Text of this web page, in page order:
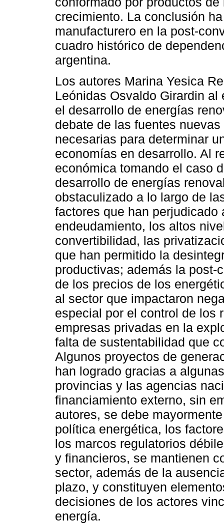
crecimiento. La conclusión
manufacturero en la post-
cuadro histórico de
argentina.
Los autores Marina Yesica
Leónidas Osvaldo Girardin
el desarrollo de energías
debate de las fuentes
necesarias para determinar
economías en desarrollo. Al
económica tomando el caso
desarrollo de energías
obstaculizado a lo largo de
factores que han
endeudamiento, los altos
convertibilidad, las
que han permitido la
productivas; además la post-
de los precios de los
al sector que impactaron
especial por el control de los
empresas privadas en la
falta de sustentabilidad que
Algunos proyectos de
han logrado gracias a
provincias y las agencias
financiamiento externo, sin
autores, se debe
política energética, los
los marcos regulatorios
y financieros, se mantienen
sector, además de la
plazo, y constituyen
decisiones de los actores
energía.